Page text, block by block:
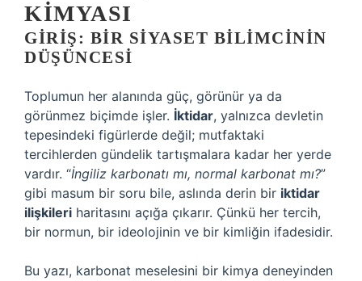
KIMYASI
GIRIŞ: BIR SIYASET BILIMCININ
DÜŞÜNCESI
Toplumun her alanında güç, görünür ya da
görünmez biçimde işler. İktidar, yalnızca devletin
tepesindeki figürlerde değil; mutfaktaki
tercihlerden gündelik tartışmalara kadar her yerde
vardır. “İngiliz karbonatı mı, normal karbonat mı?”
gibi masum bir soru bile, aslında derin bir iktidar
ilişkileri haritasını açığa çıkarır. Çünkü her tercih,
bir normun, bir ideolojinin ve bir kimliğin ifadesidir.
Bu yazı, karbonat meselesini bir kimya deneyinden